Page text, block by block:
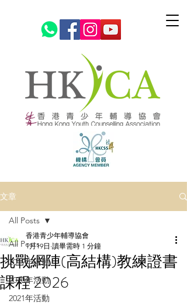
文章
All Posts
2019年活動
2020年活動
2021年活動
All Posts
挑戰網陣(高結構)教練證書
課程 2026
香港青少年輔導協會
1月19日 讀畢需時 1 分鐘